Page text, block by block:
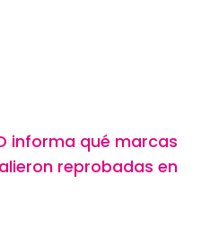
informa qué marcas
reprobadas en